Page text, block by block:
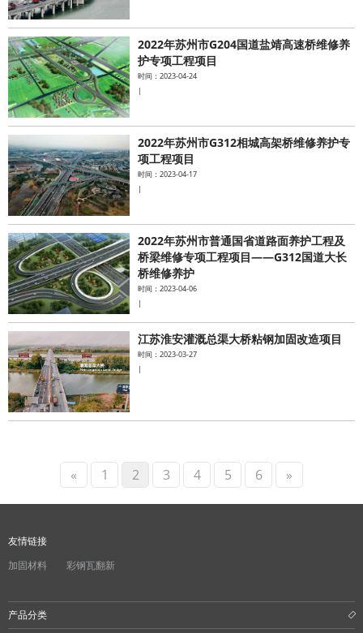
2022年苏州市G204国道盐靖高速桥维修养
护专项工程项目
时间：2023-04-24
|
2022年苏州市G312相城高架桥维修养护专
项工程项目
时间：2023-04-17
|
2022年苏州市普通国省道路面养护工程及
桥梁维修专项工程项目——G312国道大长
桥维修养护
时间：2023-04-06
|
江苏淮安灌溉总渠大桥粘钢加固改造项目
时间：2023-03-27
|
« 1 2 3 4 5 6 »
友情链接
加固材料
彩钢瓦翻新
产品分类